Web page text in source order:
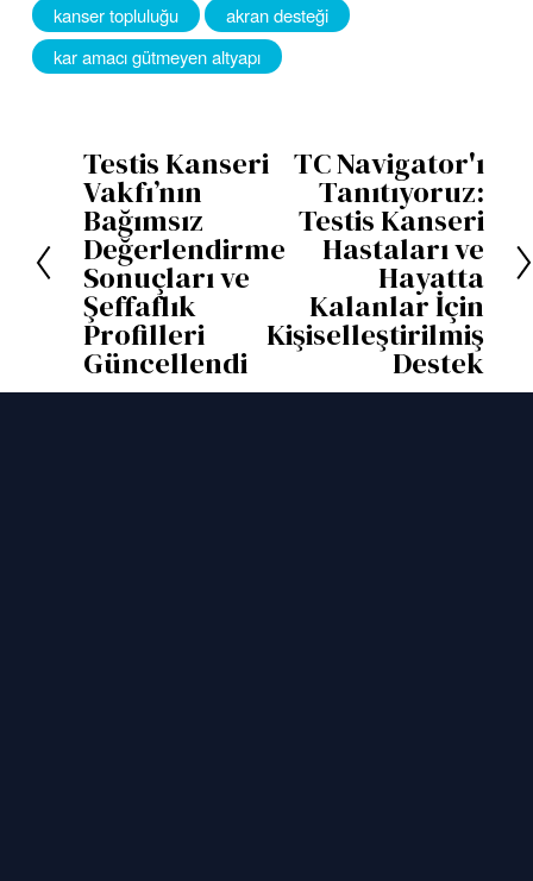
kanser topluluğu
akran desteği
kar amacı gütmeyen altyapı
Ö
n
c
e
k
i
Testis Kanseri
Vakfı’nın
Bağımsız
Değerlendirme
Sonuçları ve
Şeffaflık
Profilleri
Güncellendi
S
k
TC Navigator'ı
Tanıtıyoruz:
Testis Kanseri
Hastaları ve
Hayatta
Kalanlar İçin
Kişiselleştirilmiş
Destek